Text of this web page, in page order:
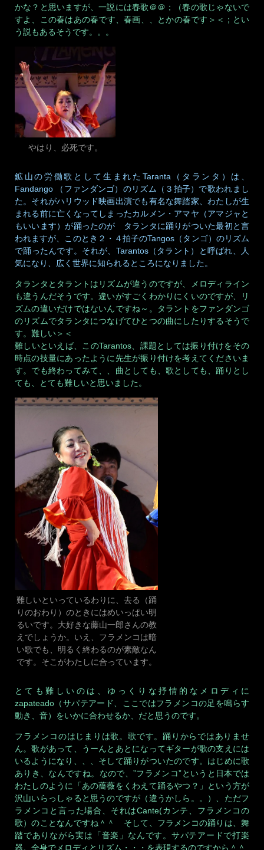
かな？と思いますが、一説には春歌＠＠；（春の歌じゃないで
すよ、この春はあの春です、春画、、とかの春です＞＜；とい
う説もあるそうです。。。
やはり、必死です。
鉱山の労働歌として生まれたTaranta（タランタ）は、
Fandango （ファンダンゴ）のリズム（３拍子）で歌われまし
た。それがハリウッド映画出演でも有名な舞踏家、わたしが生
まれる前に亡くなってしまったカルメン・アマヤ（アマジャと
もいいます）が踊ったのが タランタに踊りがついた最初と言
われますが、このとき２・４拍子のTangos（タンゴ）のリズム
で踊ったんです。それが、Tarantos（タラント）と呼ばれ、人
気になり、広く世界に知られるところになりました。
タランタとタラントはリズムが違うのですが、メロディライン
も違うんだそうです。違いがすごくわかりにくいのですが、リ
ズムの違いだけではないんですね～。タラントをファンダンゴ
のリズムでタランタにつなげてひとつの曲にしたりするそうで
す。難しい＞＜
難しいといえば、このTarantos、課題としては振り付けをその
時点の技量にあったように先生が振り付けを考えてくださいま
す。でも終わってみて、、曲としても、歌としても、踊りとし
ても、とても難しいと思いました。
難しいといっているわりに、去る（踊
りのおわり）のときにはめいっぱい明
るいです。大好きな藤山一郎さんの教
えでしょうか。いえ、フラメンコは暗
い歌でも、明るく終わるのが素敵なん
です。そこがわたしに合っています。
とても難しいのは、ゆっくりな抒情的なメロディに
zapateado（サパテアード、ここではフラメンコの足を鳴らす
動き、音）をいかに合わせるか、だと思うのです。
フラメンコのはじまりは歌。歌です。踊りからではありませ
ん。歌があって、うーんとあとになってギターが歌の支えには
いるようになり、、、そして踊りがついたのです。はじめに歌
ありき、なんですね。なので、”フラメンコ”というと日本では
わたしのように「あの薔薇をくわえて踊るやつ？」という方が
沢山いらっしゃると思うのですが（違うかしら。。）、ただフ
ラメンコと言った場合、それはCante(カンテ、フラメンコの
歌）のことなんですね＾＾ そして、フラメンコの踊りは、舞
踏でありながら実は「音楽」なんです。サパテアードで打楽
器。全身でメロディとリズム・・・を表現するのですから＾＾